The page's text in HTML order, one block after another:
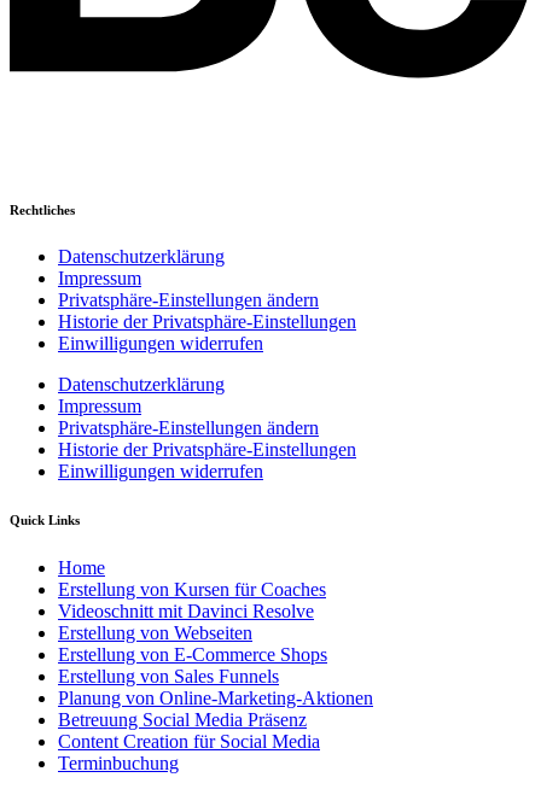
Rechtliches
Datenschutzerklärung
Impressum
Privatsphäre-Einstellungen ändern
Historie der Privatsphäre-Einstellungen
Einwilligungen widerrufen
Datenschutzerklärung
Impressum
Privatsphäre-Einstellungen ändern
Historie der Privatsphäre-Einstellungen
Einwilligungen widerrufen
Quick Links
Home
Erstellung von Kursen für Coaches
Videoschnitt mit Davinci Resolve
Erstellung von Webseiten
Erstellung von E-Commerce Shops
Erstellung von Sales Funnels
Planung von Online-Marketing-Aktionen
Betreuung Social Media Präsenz
Content Creation für Social Media
Terminbuchung